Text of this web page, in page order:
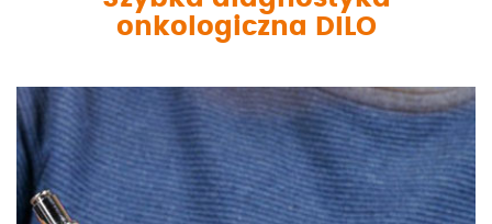
onkologiczna DILO